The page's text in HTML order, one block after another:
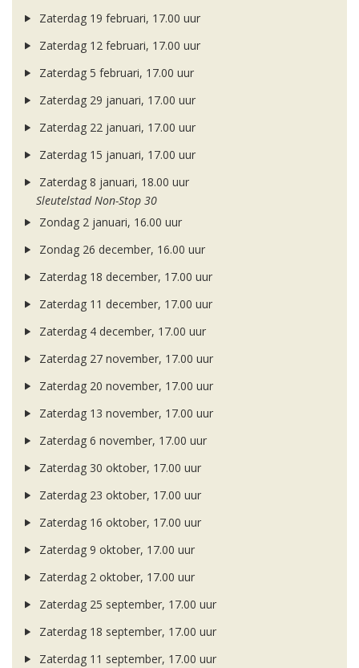
Zaterdag 19 februari, 17.00 uur
Zaterdag 12 februari, 17.00 uur
Zaterdag 5 februari, 17.00 uur
Zaterdag 29 januari, 17.00 uur
Zaterdag 22 januari, 17.00 uur
Zaterdag 15 januari, 17.00 uur
Zaterdag 8 januari, 18.00 uur
Sleutelstad Non-Stop 30
Zondag 2 januari, 16.00 uur
Zondag 26 december, 16.00 uur
Zaterdag 18 december, 17.00 uur
Zaterdag 11 december, 17.00 uur
Zaterdag 4 december, 17.00 uur
Zaterdag 27 november, 17.00 uur
Zaterdag 20 november, 17.00 uur
Zaterdag 13 november, 17.00 uur
Zaterdag 6 november, 17.00 uur
Zaterdag 30 oktober, 17.00 uur
Zaterdag 23 oktober, 17.00 uur
Zaterdag 16 oktober, 17.00 uur
Zaterdag 9 oktober, 17.00 uur
Zaterdag 2 oktober, 17.00 uur
Zaterdag 25 september, 17.00 uur
Zaterdag 18 september, 17.00 uur
Zaterdag 11 september, 17.00 uur